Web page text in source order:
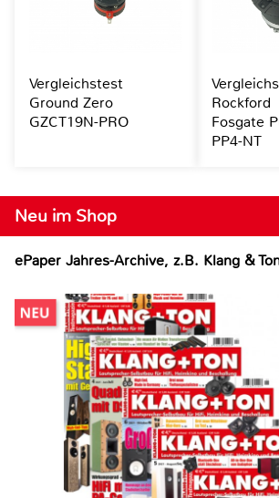
Neu im Shop
ePaper Jahres-Archive, z.B. Klang &
Vergleichstest
Ground Zero
GZCT19N-PRO
Rockford
Fosgate
PP4-NT